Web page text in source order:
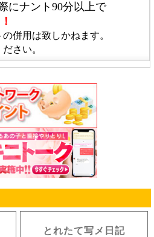
にナント90分以上で
併用は致しかねます。
さい。
とれたて写メ日記